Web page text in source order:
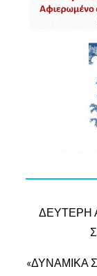
ΔΕΥΤΕΡΗ
«ΔΥΝΑΜΙΚΑ